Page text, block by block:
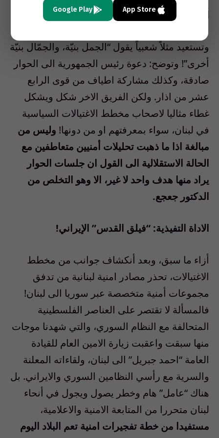
الجمل … والجمّال!
وتستعيد مثلاً شعبياً يقول “الجمل بنيّة، والجمّال بنيّة
أخرى”! وتوضح: دعوة رئيس الجمهورية الى الحوار
صادقة، وكذلك مشاركة اطياف من قوى الرابع
عشر من اذار. ولكن الفريق الاخر شكل ويشكل
غطاء مثاليا لاصحاب مخطط الاغتيالات السياسية
في لبنان، سواء بمعرفتهم او من دونها! وليس من
مبالغة اذا ما ذهبت تحليلات أمنيين متعاطفين مع
الحالة الاستقلالية الى القول ان جلسات الحوار
يراد منها هدف واحد لا غير، الا وهو التخلص من
الدكتور جعجع.
الاداة التفيذية: “فيلق القدس” الإيراني!
أزاء ما سبق، وبعد أنكشاف جوانب من مخطط
الاغتيالات، تحذر مصادر امنية لبنانية من تدفق
مجموعات أمنية متخصصة عبر سوريا الى لبنان!
فالمسألة لا تقتصر على العناصر الفلسطينية
المتحالفة مع النظام السوري، والتي شهدنا موجات
منها سبقت واعقبت زيارة الامين العام للقيادة
العامة “احمد جبريل” الى لبنان، ولقاءاته المعلنة
والسرية مع رأسي النظامين السوري والايراني. بل
هناك “عامل” هام وخطر يصول ويجول في أنحاء
لبنان متحررا من المتابعة الامنية والاعلامية،
مستفيدا من خطة تفجيرات امنية تعم البلاد اليوم
App Store
Google Play